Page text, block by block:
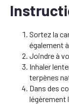
Sortez la
également
Joindre à
Inhaler
terpènes
Dans des
légèrement